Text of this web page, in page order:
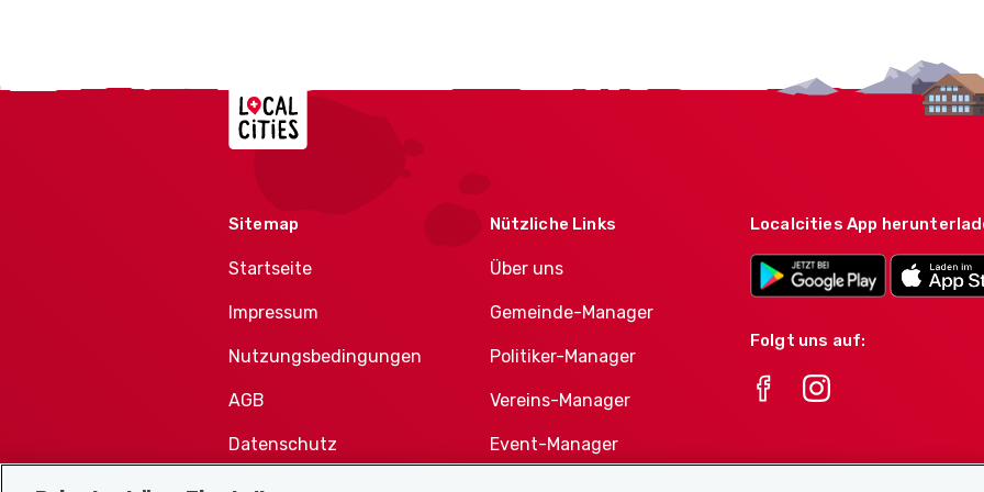
Localcities
Sitemap
Startseite
Impressum
Nutzungsbedingungen
AGB
Datenschutz
Cookie-Richtlinie
Nützliche Links
Über uns
Gemeinde-Manager
Politiker-Manager
Vereins-Manager
Event-Manager
Localcities App
Folgt uns auf: